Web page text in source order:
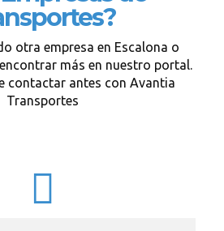
otra empresa en Escalona o
más en nuestro portal.
contactar antes con Avantia
Transportes